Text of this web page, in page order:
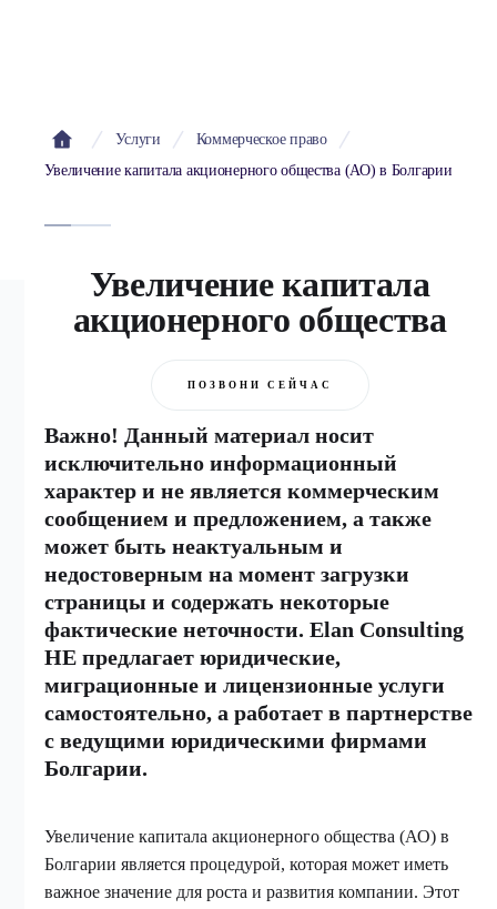
Услуги
Коммерческое право
Увеличение капитала акционерного общества (АО) в Болгарии
Увеличение капитала
акционерного общества
ПОЗВОНИ СЕЙЧАС
Важно! Данный материал носит
исключительно информационный
характер и не является коммерческим
сообщением и предложением, а также
может быть неактуальным и
недостоверным на момент загрузки
страницы и содержать некоторые
фактические неточности. Elan Consulting
НЕ предлагает юридические,
миграционные и лицензионные услуги
самостоятельно, а работает в партнерстве
с ведущими юридическими фирмами
Болгарии.
Увеличение капитала акционерного общества (АО) в
Болгарии является процедурой, которая может иметь
важное значение для роста и развития компании. Этот